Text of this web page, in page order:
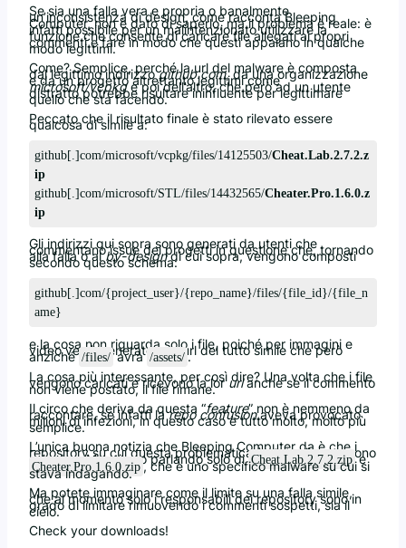
Se sia una falla vera e propria o banalmente
un’inconsistenza di design, come racconta Bleeping
Computer, non è dato di saperlo, ma il problema è reale: è
infatti possibile per un malintenzionato utilizzare la
funzione che consente di caricare file allegati ai propri
commenti e fare in modo che questi appaiano in qualche
modo legittimi.
Come? Semplice, perché la url del malware è composta
dal legittimo indirizzogithub.com, da una organizzazione
e da un progetto altrettanto legittimi come
microsoft/vcpkge poi dell’altro, che però ad un utente
distratto potrebbe risultare ininfluente per legittimare
quello che sta facendo.
Peccato che il risultato finale è stato rilevato essere
qualcosa di simile a:
github[.]com/microsoft/vcpkg/files/14125503/Cheat.Lab.2.7.2.z
ip
github[.]com/microsoft/STL/files/14432565/Cheater.Pro.1.6.0.z
ip
Gli indirizzi qui sopra sono generati da utenti che
commentano issue dei progetti in questione che, tornando
alla falla o alby-designdi cui sopra, vengono composti
secondo questo schema:
github[.]com/{project_user}/{repo_name}/files/{file_id}/{file_n
ame}
e la cosa non riguarda solo i file, poiché per immagini e
video verrà generato una url del tutto simile che però
anziché/files/avrà/assets/.
La cosa più interessante, per così dire? Una volta che i file
vengono caricati e ricevono la lorurlanche se il commento
non viene postato, il file rimane.
Il circo che deriva da questa “feature” non è nemmeno da
raccontare, se infatti larepo confusionaveva provocato
milioni di infezioni, in questo caso è tutto molto, molto più
semplice.
L’unica buona notizia che Bleeping Computer da è che i
repository su cui questa problematica è stata rilevata sono
solo due. Ma stiamo parlando solo diCheat.Lab.2.7.2.zipe
Cheater.Pro.1.6.0.zip, che è uno specifico malware su cui si
stava indagando.
Ma potete immaginare come il limite su una falla simile,
che al momento solo i responsabili dei repository sono in
grado di limitare rimuovendo i commenti sospetti, sia il
cielo.
Check your downloads!